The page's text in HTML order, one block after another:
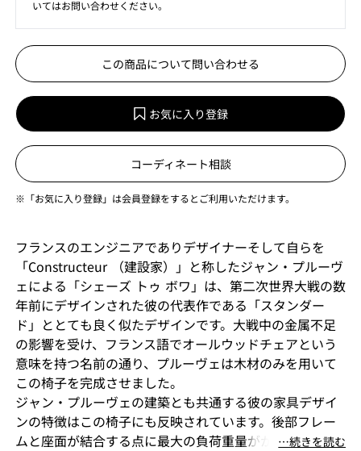
いてはお問い合わせください。
この商品について問い合わせる
お気に入り登録
コーディネート相談
※「お気に入り登録」は会員登録をするとご利用いただけます。
フランスのエンジニアでありデザイナーそして自らを
「Constructeur （建設家）」と称したジャン・プルーヴ
ェによる「シェーズ トゥ ボワ」は、第二次世界大戦の数
年前にデザインされた彼の代表作である「スタンダー
ド」ととても良く似たデザインです。大戦中の金属不足
の影響を受け、フランス語でオールウッドチェアという
意味を持つ名前の通り、プルーヴェは木材のみを用いて
この椅子を完成させました。
ジャン・プルーヴェの建築とも共通する彼の家具デザイ
ンの特徴はこの椅子にも反映されています。後部フレー
ムと座面が結合する点に最大の負荷重量がかかるため、
⋯続きを読む